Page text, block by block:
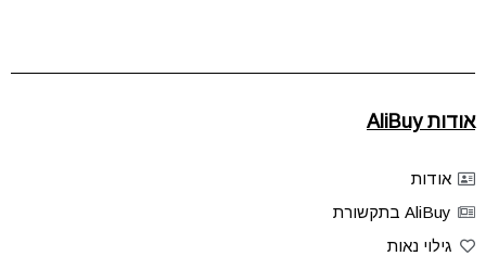
אודות AliBuy
אודות
AliBuy בתקשורת
גילוי נאות